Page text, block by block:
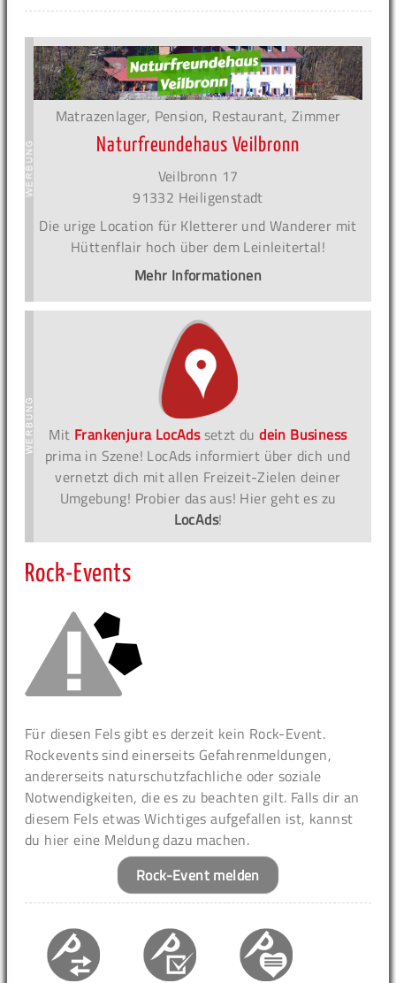
Matrazenlager, Pension, Restaurant, Zimmer
Naturfreundehaus Veilbronn
Veilbronn 17
91332 Heiligenstadt
Die urige Location für Kletterer und Wanderer mit
Hüttenflair hoch über dem Leinleitertal!
Mehr Informationen
Mit Frankenjura LocAdssetzt dudein Business
prima in Szene! LocAds informiert über dich und
vernetzt dich mit allen Freizeit-Zielen deiner
Umgebung! Probier das aus! Hier geht es zu
LocAds!
Rock-Events
Für diesen Fels gibt es derzeit kein Rock-Event.
Rockevents sind einerseits Gefahrenmeldungen,
andererseits naturschutzfachliche oder soziale
Notwendigkeiten, die es zu beachten gilt. Falls dir an
diesem Fels etwas Wichtiges aufgefallen ist, kannst
du hier eine Meldung dazu machen.
Rock-Event melden